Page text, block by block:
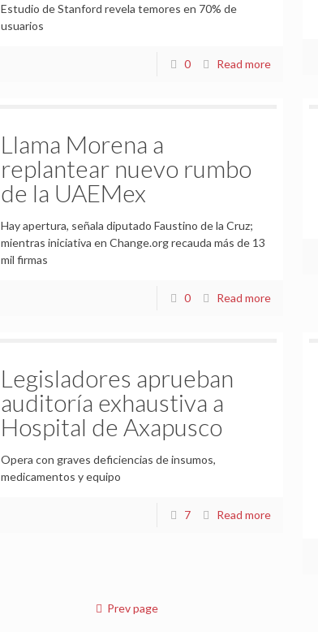
Estudio de Stanford revela temores en 70% de
usuarios
0 Read more
Llama Morena a
replantear nuevo rumbo
de la UAEMex
Hay apertura, señala diputado Faustino de la Cruz;
mientras iniciativa en Change.org recauda más de 13
mil firmas
0 Read more
Legisladores aprueban
auditoría exhaustiva a
Hospital de Axapusco
Opera con graves deficiencias de insumos,
medicamentos y equipo
7 Read more
Prev page